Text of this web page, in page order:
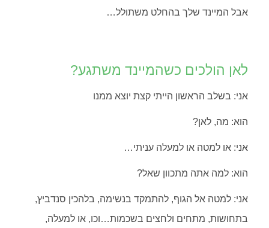
אבל המיינד שלך בהחלט משתולל…
לאן הולכים כשהמיינד משתגע?
אני: בשלב הראשון הייתי קצת יוצא ממנו
הוא: מה, לאן?
אני: או למטה או למעלה עניתי…
הוא: למה אתה מתכוון שאל?
אני: למטה אל הגוף, להתמקד בנשימה, בלהכין סנדביץ,
בתחושות, מתחים ולחצים בשכמות…וכו, או למעלה,